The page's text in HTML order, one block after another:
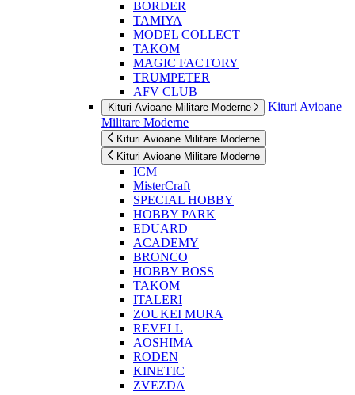
BORDER
TAMIYA
MODEL COLLECT
TAKOM
MAGIC FACTORY
TRUMPETER
AFV CLUB
Kituri Avioane Militare Moderne
Kituri Avioane
Militare Moderne
Kituri Avioane Militare Moderne
Kituri Avioane Militare Moderne
ICM
MisterCraft
SPECIAL HOBBY
HOBBY PARK
EDUARD
ACADEMY
BRONCO
HOBBY BOSS
TAKOM
ITALERI
ZOUKEI MURA
REVELL
AOSHIMA
RODEN
KINETIC
ZVEZDA